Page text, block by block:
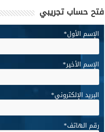
فتح حساب تجريبي
الإسم الأول*
الإسم الأخير*
البريد الإلكتروني*
رقم الهاتف*